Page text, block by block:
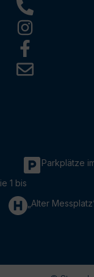
Parkplätze
1 bis
„Alter